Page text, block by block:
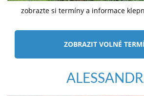
zobrazte si termíny a informace
ZOBRAZIT VOLNÉ